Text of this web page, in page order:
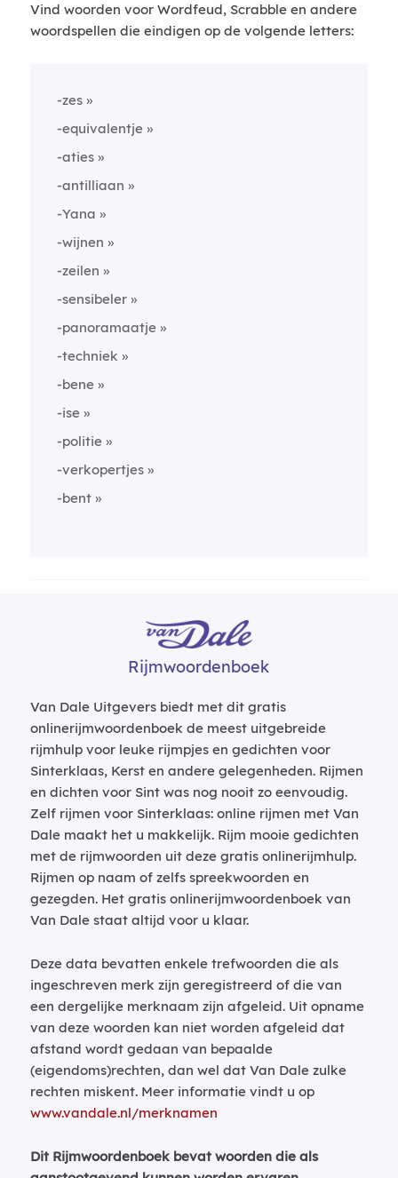
Vind woorden voor Wordfeud, Scrabble en andere
woordspellen die eindigen op de volgende letters:
-zes
-equivalentje
-aties
-antilliaan
-Yana
-wijnen
-zeilen
-sensibeler
-panoramaatje
-techniek
-bene
-ise
-politie
-verkopertjes
-bent
Rijmwoordenboek
Van Dale Uitgevers biedt met dit gratis
onlinerijmwoordenboek de meest uitgebreide
rijmhulp voor leuke rijmpjes en gedichten voor
Sinterklaas, Kerst en andere gelegenheden. Rijmen
en dichten voor Sint was nog nooit zo eenvoudig.
Zelf rijmen voor Sinterklaas: online rijmen met Van
Dale maakt het u makkelijk. Rijm mooie gedichten
met de rijmwoorden uit deze gratis onlinerijmhulp.
Rijmen op naam of zelfs spreekwoorden en
gezegden. Het gratis onlinerijmwoordenboek van
Van Dale staat altijd voor u klaar.
Deze data bevatten enkele trefwoorden die als
ingeschreven merk zijn geregistreerd of die van
een dergelijke merknaam zijn afgeleid. Uit opname
van deze woorden kan niet worden afgeleid dat
afstand wordt gedaan van bepaalde
(eigendoms)rechten, dan wel dat Van Dale zulke
rechten miskent. Meer informatie vindt u op
www.vandale.nl/merknamen
Dit Rijmwoordenboek bevat woorden die als